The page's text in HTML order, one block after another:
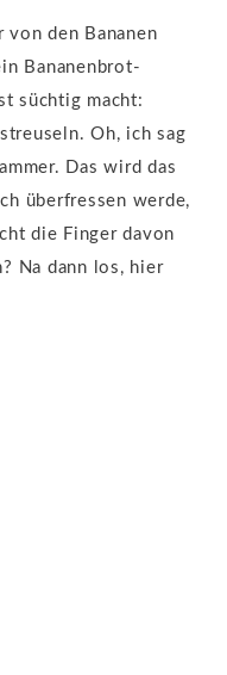
den Bananen
Bananenbrot-
süchtig macht:
Oh, ich sag
Das wird das
überfressen werde,
die Finger davon
Na dann los, hier